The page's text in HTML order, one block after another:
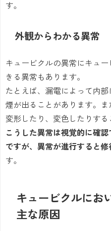
す。
外観からわかる異常
キュービクルの異常にキュ
きる異常もあります。
たとえば、漏電によって内
煙が出ることがあります。
変形したり、変色したりする
こうした異常は視覚的に確
ですが、異常が進行すると
す。
キュービクルにお
主な原因